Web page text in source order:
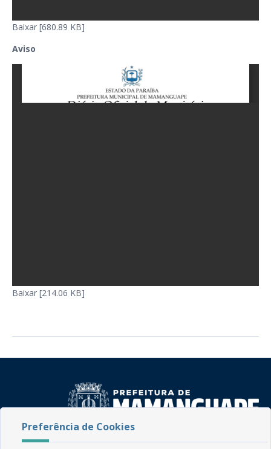
Baixar [680.89 KB]
Aviso
Baixar [214.06 KB]
Preferência de Cookies